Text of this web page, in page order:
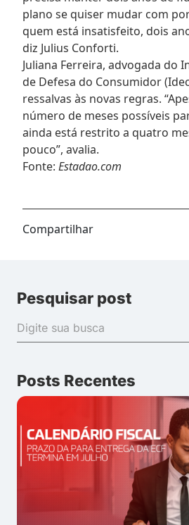
plano se quiser mudar com
quem está insatisfeito, dois
diz Julius Conforti.
Juliana Ferreira, advogada do
de Defesa do Consumidor
ressalvas às novas regras.
número de meses possíveis
ainda está restrito a quatro
pouco”, avalia.
Fonte: Estadao.com
Compartilhar
Pesquisar post
Posts Recentes